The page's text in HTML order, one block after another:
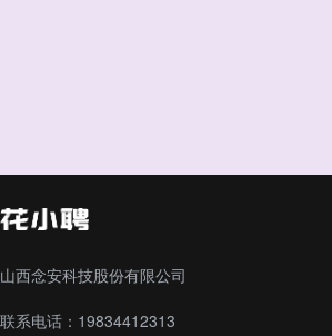
山西念安科技股份有限公司
联系电话：19834412313